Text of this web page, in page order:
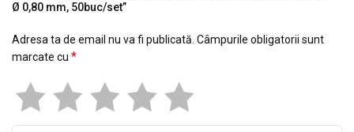
Ø 0,80 mm, 50buc/set”
Adresa ta de email nu va fi publicată. Câmpurile obligatorii sunt
marcate cu *